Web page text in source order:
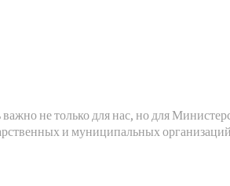
не только для нас, но для
и муниципальных